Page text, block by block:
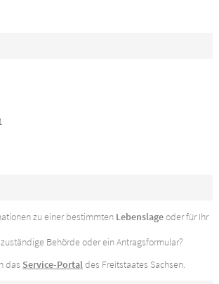
zu einer bestimmten Lebenslageoder für Ihr
Behörde oder ein Antragsformular?
das Service-Portaldes Freitstaates Sachsen.